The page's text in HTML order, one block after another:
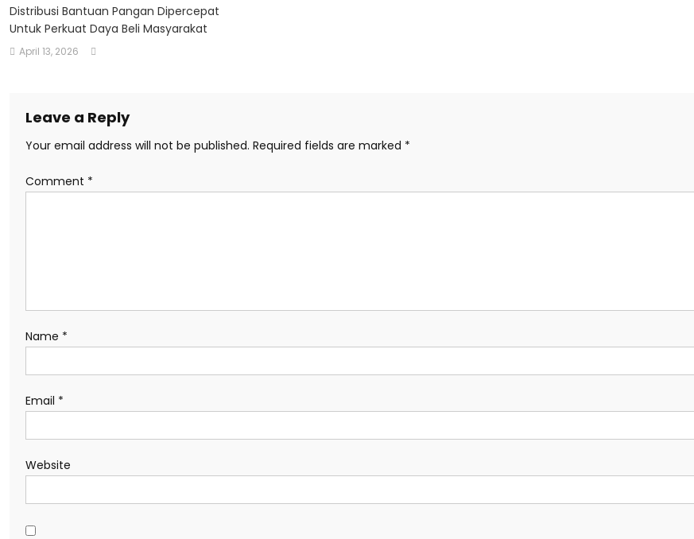
Distribusi Bantuan Pangan Dipercepat
Untuk Perkuat Daya Beli Masyarakat
April 13, 2026
Leave a Reply
Your email address will not be published. Required fields are marked *
Comment *
Name *
Email *
Website